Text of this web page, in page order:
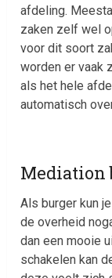
afdeling.
zaken zelf wel
voor dit soort
worden er vaak
als het hele
automatisch
Mediation
Als burger kun
de overheid
dan een mooie
schakelen kan